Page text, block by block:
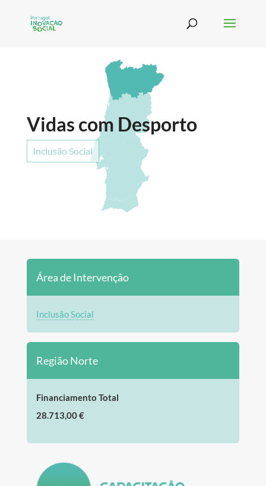
Vidas com Desporto
Inclusão Social
Área de Intervenção
Inclusão Social
Região Norte
Financiamento Total
28.713,00 €